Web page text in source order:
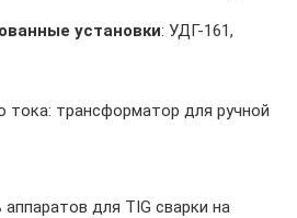
установки: УДГ-161,
тока: трансформатор для ручной
для TIG сварки на